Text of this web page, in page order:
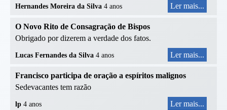
Hernandes Moreira da Silva 4 anos Ler mais...
O Novo Rito de Consagração de Bispos
Obrigado por dizerem a verdade dos fatos.
Lucas Fernandes da Silva 4 anos Ler mais...
Francisco participa de oração a espíritos malignos
Sedevacantes tem razão
lp 4 anos Ler mais...